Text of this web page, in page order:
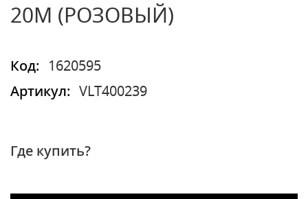
20М (РОЗОВЫЙ)
Код:
1620595
Артикул:
VLT400239
Где купить?